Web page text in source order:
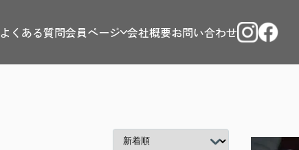
よくある質問会員ページ 会社概要お問い合わせ